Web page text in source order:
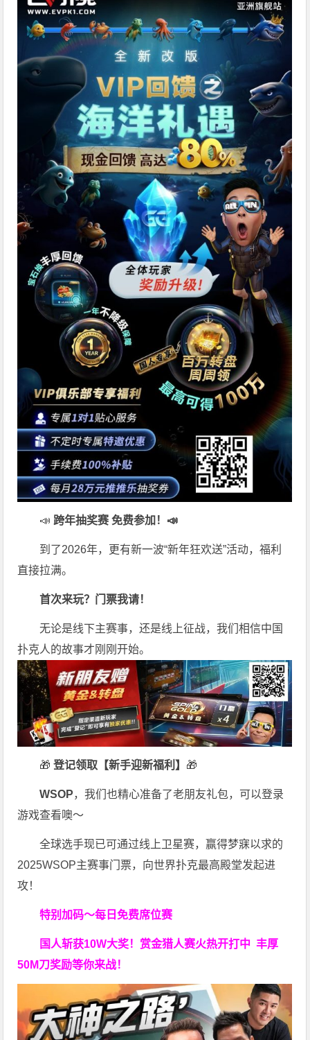
📣 跨年抽奖赛 免费参加 ！📣
到了2026年，更有新一波“新年狂欢送”活动，福利
直接拉满。
首次来玩？门票我请！
无论是线下主赛事，还是线上征战，我们相信中国
扑克人的故事才刚刚开始。
🎁 登记领取【新手迎新福利】 🎁
WSOP，我们也精心准备了老朋友礼包，可以登录
游戏查看噢～
全球选手现已可通过线上卫星赛，赢得梦寐以求的
2025WSOP主赛事门票，向世界扑克最高殿堂发起进
攻！
特别加码～每日免费席位赛
国人斩获10W大奖！ 赏金猎人赛火热开打中 丰厚
50M刀奖励等你来战！